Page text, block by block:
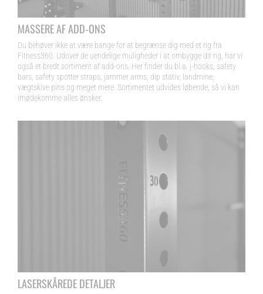
MASSERE AF ADD-ONS
Du behøver ikke at være bange for at begrænse dig med et rig fra
Fitness360. Udover de uendelige muligheder i at ombygge dit rig, har vi
også et bredt sortiment af add-ons. Her finder du bl.a. j-hooks, safety
bars, safety spotter straps, jammer arms, dip stativ, landmine,
vægtskive pins og meget mere. Sortimentet udvides løbende, så vi kan
imødekomme alles ønsker.
LASERSKÅREDE DETALJER